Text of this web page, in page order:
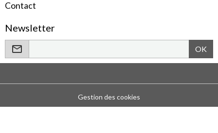
Contact
Newsletter
OK
Gestion des cookies